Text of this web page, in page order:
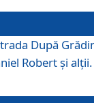
După
Robert şi alţii.